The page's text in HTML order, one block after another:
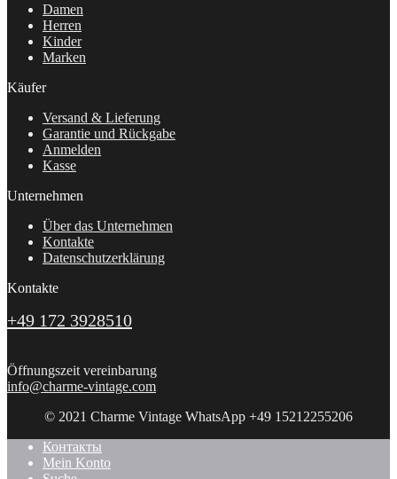
Damen
Herren
Kinder
Marken
Käufer
Versand & Lieferung
Garantie und Rückgabe
Anmelden
Kasse
Unternehmen
Über das Unternehmen
Kontakte
Datenschutzerklärung
Kontakte
+49 172 3928510
Öffnungszeit vereinbarung
info@charme-vintage.com
© 2021 Charme Vintage WhatsApp +49 15212255206
Контакты
Mein Konto